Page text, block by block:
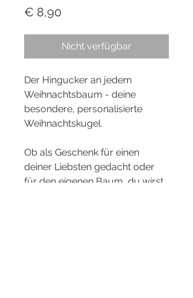
€ 8,90
Nicht verfügbar
Der Hingucker an jedem
Weihnachtsbaum - deine
besondere, personalisierte
Weihnachtskugel.
Ob als Geschenk für einen
deiner Liebsten gedacht oder
für den eigenen Baum, du wirst